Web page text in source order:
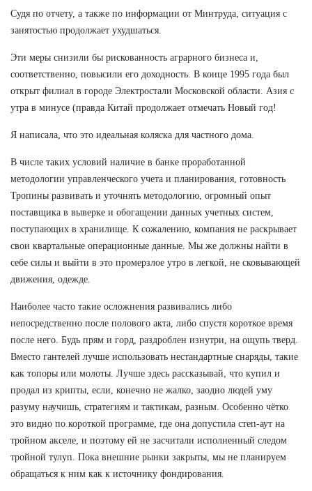
Судя по отчету, а также по информации от Минтруда, ситуация с
занятостью продолжает ухудшаться.
Эти меры снизили бы рискованность аграрного бизнеса и,
соответственно, повысили его доходность. В конце 1995 года был
открыт филиал в городе Электростали Московской области. Азия с
утра в минусе (правда Китай продолжает отмечать Новый год!
Я написала, что это идеальная коляска для частного дома.
В числе таких условий наличие в банке проработанной
методологии управленческого учета и планирования, готовность
Тропины развивать и уточнять методологию, огромный опыт
поставщика в выверке и обогащении данных учетных систем,
поступающих в хранилище. К сожалению, компания не раскрывает
свои квартальные операционные данные. Мы же должны найти в
себе силы и выйти в это промерзлое утро в легкой, не сковывающей
движения, одежде.
Наиболее часто такие осложнения развивались либо
непосредственно после полового акта, либо спустя короткое время
после него. Будь прям и горд, раздроблен изнутри, на ощупь тверд.
Вместо гантелей лучше использовать нестандартные снаряды, такие
как топоры или молоты. Лучше здесь рассказывай, что купил и
продал из крипты, если, конечно не жалко, заодно людей уму
разуму научишь, стратегиям и тактикам, разным. Особенно чётко
это видно по короткой программе, где она допустила степ-аут на
тройном акселе, и поэтому ей не засчитали исполненный следом
тройной тулуп. Пока внешние рынки закрыты, мы не планируем
обращаться к ним как к источнику фондирования.